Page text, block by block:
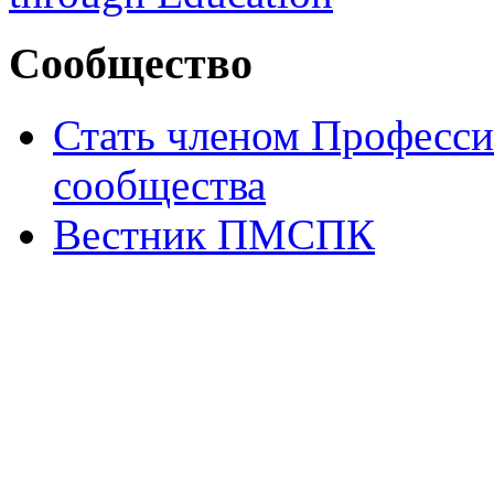
Сообщество
Стать членом
сообщества
Вестник ПМСПК